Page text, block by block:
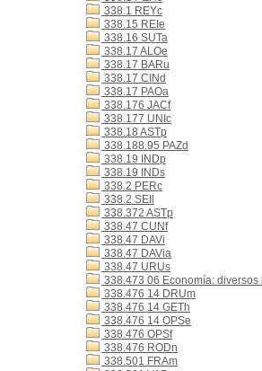
338.1 REYc
338.15 REIe
338.16 SUTa
338.17 ALOe
338.17 BARu
338.17 CINd
338.17 PAOa
338.176 JACf
338.177 UNIc
338.18 ASTp
338.188.95 PAZd
338.19 INDp
338.19 INDs
338.2 PERc
338.2 SEIl
338.372 ASTp
338.47 CUNf
338.47 DAVi
338.47 DAVia
338.47 URUs
338.473 06 Economía:
338.476 14 DRUm
338.476 14 GETh
338.476 14 OPSe
338.476 OPSf
338.476 RODn
338.501 FRAm